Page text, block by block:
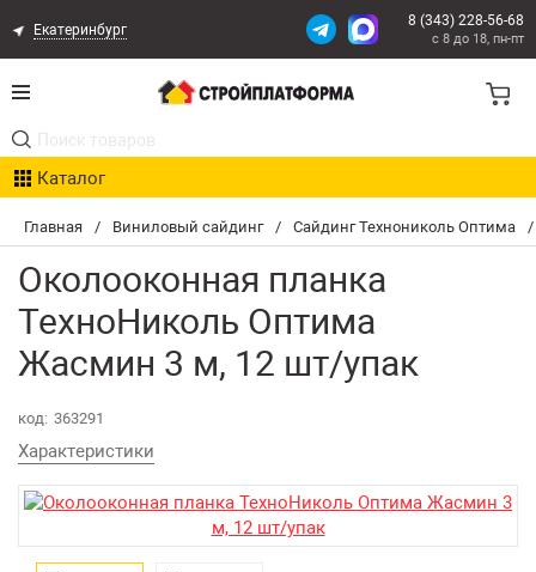
Главная / Виниловый сайдинг / Сайдинг Технониколь Оптима /
Околооконная планка
ТехноНиколь Оптима
Жасмин 3 м, 12 шт/упак
код: 363291
Характеристики
Екатеринбург
8 (343) 228-56-68
с 8 до 18, пн-пт
Каталог
Акции
Расчет доставки
Организациям
Статьи
Контакты